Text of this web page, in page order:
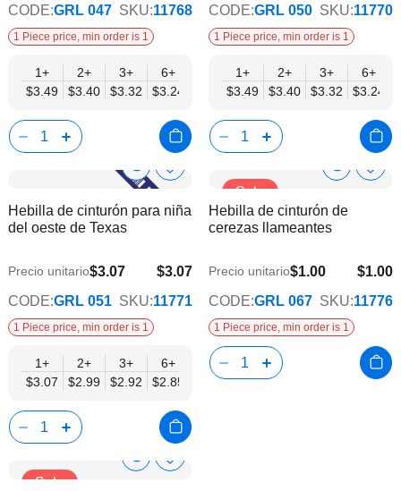
CODE:GRL 047 SKU:11768
1 Piece price, min order is 1
1+
$3.49
2+
$3.40
3+
$3.32
6+
$3.24
12+
$3.07
15+
$2.99
18+
$2.90
24+
$2.82
CODE:GRL 050 SKU:11770
1 Piece price, min order is 1
1+
$3.49
2+
$3.40
3+
$3.32
6+
$3.24
Show
Info
Añadir
la
deseos
Hebilla de cinturón para niña
del oeste de Texas
$3.07
$2.48
Precio unitario$3.07
CODE:GRL 051 SKU:11771
1 Piece price, min order is 1
1+
$3.07
2+
$2.99
3+
$2.92
6+
$2.85
9+
$2.77
12+
$2.70
24+
$2.48
Sale
Show
Info
Hebilla de cinturón de
cerezas llameantes
$1.00
Precio unitario$1.00
CODE:GRL 067 SKU:11776
1 Piece price, min order is 1
Sale
ShowAñadir